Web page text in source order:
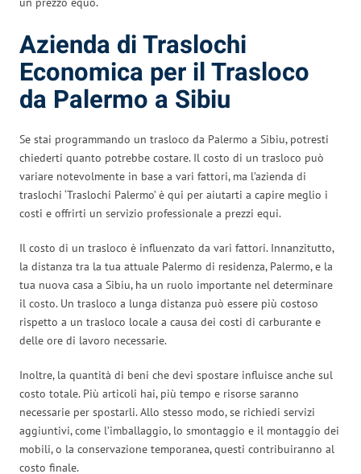
Azienda di Traslochi
Economica per il Trasloco
da Palermo a Sibiu
Se stai programmando un trasloco da Palermo a Sibiu, potresti
chiederti quanto potrebbe costare. Il costo di un trasloco può
variare notevolmente in base a vari fattori, ma l’azienda di
traslochi ‘Traslochi Palermo’ è qui per aiutarti a capire meglio i
costi e offrirti un servizio professionale a prezzi equi.
Il costo di un trasloco è influenzato da vari fattori. Innanzitutto,
la distanza tra la tua attuale Palermo di residenza, Palermo, e la
tua nuova casa a Sibiu, ha un ruolo importante nel determinare
il costo. Un trasloco a lunga distanza può essere più costoso
rispetto a un trasloco locale a causa dei costi di carburante e
delle ore di lavoro necessarie.
Inoltre, la quantità di beni che devi spostare influisce anche sul
costo totale. Più articoli hai, più tempo e risorse saranno
necessarie per spostarli. Allo stesso modo, se richiedi servizi
aggiuntivi, come l’imballaggio, lo smontaggio e il montaggio dei
mobili, o la conservazione temporanea, questi contribuiranno al
costo finale.